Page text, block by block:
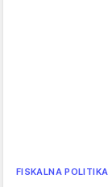
FISKALNA POLITIKA